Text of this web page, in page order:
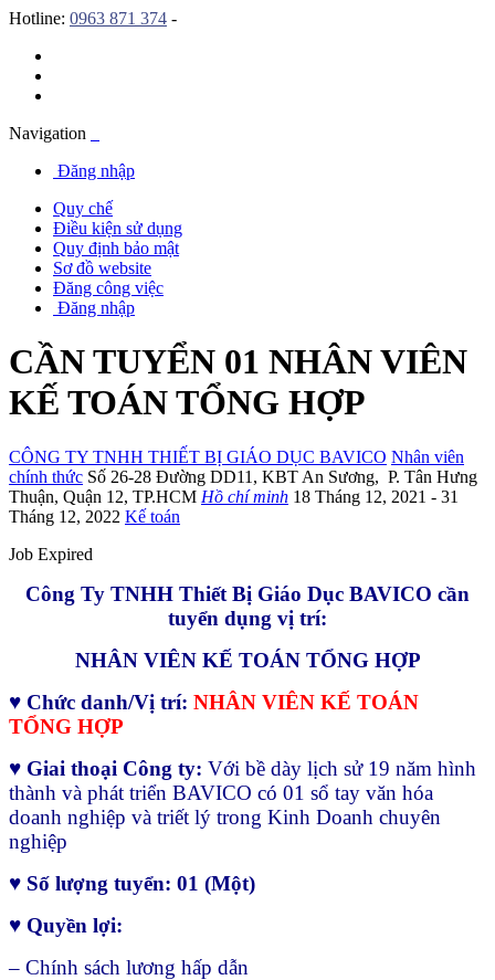
Hotline: 0963 871 374 -
Navigation
Đăng nhập
Quy chế
Điều kiện sử dụng
Quy định bảo mật
Sơ đồ website
Đăng công việc
Đăng nhập
CẦN TUYỂN 01 NHÂN VIÊN
KẾ TOÁN TỔNG HỢP
CÔNG TY TNHH THIẾT BỊ GIÁO DỤC BAVICO Nhân viên
chính thức Số 26-28 Đường DD11 , KBT An Sương, P. Tân Hưng
Thuận, Quận 12, TP.HCM Hồ chí minh 18 Tháng 12, 2021 - 31
Tháng 12, 2022 Kế toán
Job Expired
Công Ty TNHH Thiết Bị Giáo Dục BAVICO cần
tuyển dụng vị trí:
NHÂN VIÊN KẾ TOÁN TỔNG HỢP
♥ Chức danh/Vị trí: NHÂN VIÊN KẾ TOÁN
TỔNG HỢP
♥ Giai thoại Công ty: Với bề dày lịch sử 19 năm hình
thành và phát triển BAVICO có 01 sổ tay văn hóa
doanh nghiệp và triết lý trong Kinh Doanh chuyên
nghiệp
♥ Số lượng tuyển: 01 (Một)
♥ Quyền lợi:
– Chính sách lương hấp dẫn